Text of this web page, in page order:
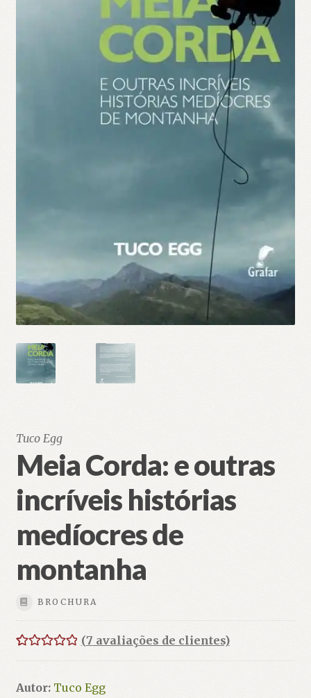
Tuco Egg
Meia Corda: e outras
incríveis histórias
medíocres de
montanha
BROCHURA
de 5, com
(7 avaliações de clientes)
Autor: Tuco Egg